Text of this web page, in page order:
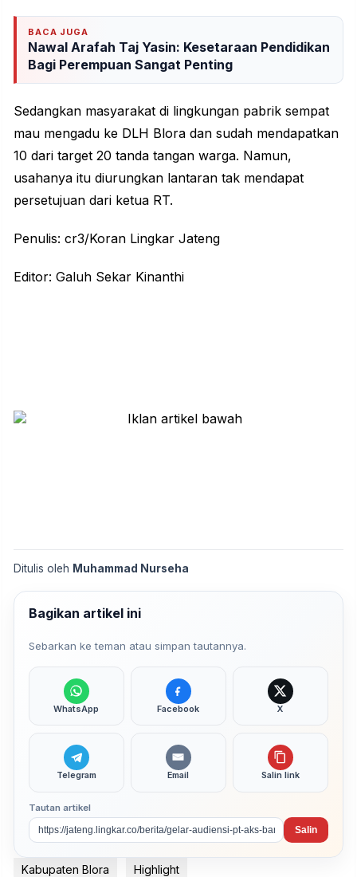
BACA JUGA
Nawal Arafah Taj Yasin: Kesetaraan Pendidikan
Bagi Perempuan Sangat Penting
Sedangkan masyarakat di lingkungan pabrik sempat
mau mengadu ke DLH Blora dan sudah mendapatkan
10 dari target 20 tanda tangan warga. Namun,
usahanya itu diurungkan lantaran tak mendapat
persetujuan dari ketua RT.
Penulis: cr3/Koran Lingkar Jateng
Editor: Galuh Sekar Kinanthi
Ditulis oleh Muhammad Nurseha
Bagikan artikel ini
Sebarkan ke teman atau simpan tautannya.
WhatsApp Facebook X
Telegram Email Salin link
Tautan artikel
Salin
Kabupaten Blora Highlight